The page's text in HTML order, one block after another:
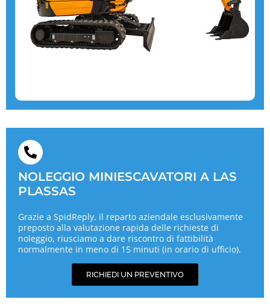
NOLEGGIO MINIESCAVATORI A LAS
PLASSAS
Grazie a SpidReply, il reparto aziendale esclusivamente
preposto alla valutazione rapida delle richieste di
noleggio, riusciamo a dare riscontro di fattibilità
normalmente in meno di 15 minuti (in orario di ufficio).
RICHIEDI UN PREVENTIVO